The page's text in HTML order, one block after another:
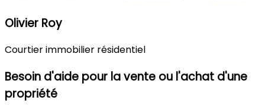
Olivier Roy
Courtier immobilier résidentiel
Besoin d'aide pour la vente ou l'achat d'une
propriété